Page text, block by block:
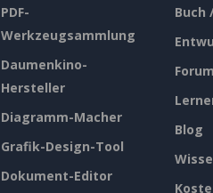
PDF-
Werkzeugsammlung
Daumenkino-
Hersteller
Diagramm-Macher
Grafik-Design-Tool
Dokument-Editor
Buch
Forum
Blog